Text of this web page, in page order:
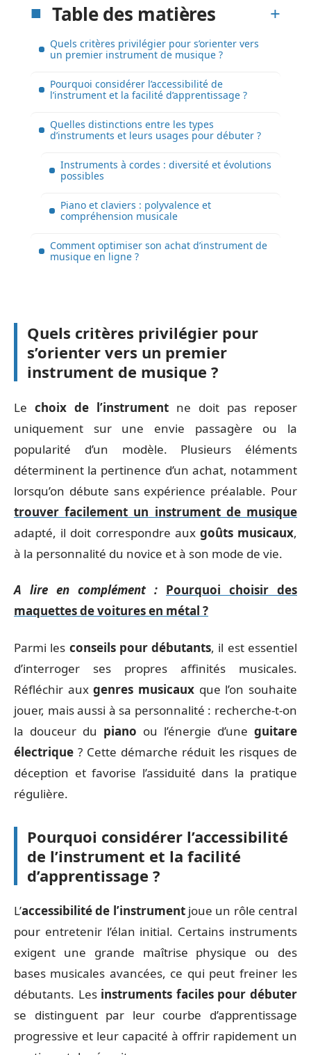
Table des matières
Quels critères privilégier pour s’orienter vers
un premier instrument de musique ?
Pourquoi considérer l’accessibilité de
l’instrument et la facilité d’apprentissage ?
Quelles distinctions entre les types
d’instruments et leurs usages pour débuter ?
Instruments à cordes : diversité et évolutions
possibles
Piano et claviers : polyvalence et
compréhension musicale
Comment optimiser son achat d’instrument de
musique en ligne ?
Quels critères privilégier pour
s’orienter vers un premier
instrument de musique ?
Le choix de l’instrument ne doit pas reposer
uniquement sur une envie passagère ou la
popularité d’un modèle. Plusieurs éléments
déterminent la pertinence d’un achat, notamment
lorsqu’on débute sans expérience préalable. Pour
trouver facilement un instrument de musique
adapté, il doit correspondre aux goûts musicaux,
à la personnalité du novice et à son mode de vie.
A lire en complément : Pourquoi choisir des
maquettes de voitures en métal ?
Parmi les conseils pour débutants, il est essentiel
d’interroger ses propres affinités musicales.
Réfléchir auxgenres musicaux que l’on souhaite
jouer, mais aussi à sa personnalité : recherche-t-on
la douceur du piano ou l’énergie d’une guitare
électrique ? Cette démarche réduit les risques de
déception et favorise l’assiduité dans la pratique
régulière.
Pourquoi considérer l’accessibilité
de l’instrument et la facilité
d’apprentissage ?
L’accessibilité de l’instrumentjoue un rôle central
pour entretenir l’élan initial. Certains instruments
exigent une grande maîtrise physique ou des
bases musicales avancées, ce qui peut freiner les
débutants. Les instruments faciles pour débuter
se distinguent par leur courbe d’apprentissage
progressive et leur capacité à offrir rapidement un